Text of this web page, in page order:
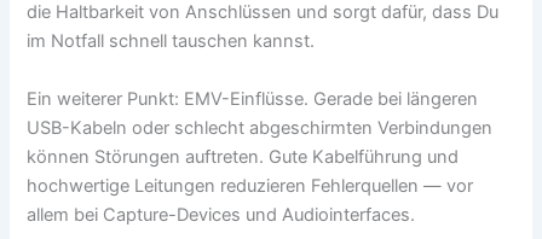
die Haltbarkeit von Anschlüssen und sorgt dafür, dass Du
im Notfall schnell tauschen kannst.
Ein weiterer Punkt: EMV-Einflüsse. Gerade bei längeren
USB-Kabeln oder schlecht abgeschirmten Verbindungen
können Störungen auftreten. Gute Kabelführung und
hochwertige Leitungen reduzieren Fehlerquellen — vor
allem bei Capture-Devices und Audiointerfaces.